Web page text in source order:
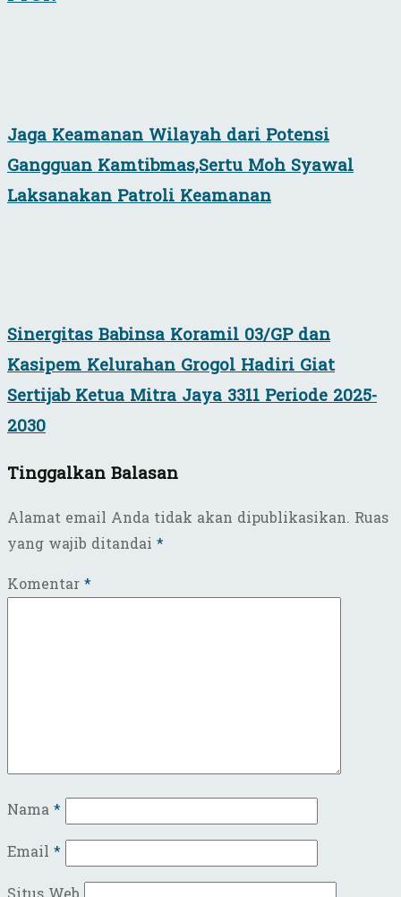
Jaga Keamanan Wilayah dari Potensi
Gangguan Kamtibmas,Sertu Moh Syawal
Laksanakan Patroli Keamanan
Sinergitas Babinsa Koramil 03/GP dan
Kasipem Kelurahan Grogol Hadiri Giat
Sertijab Ketua Mitra Jaya 3311 Periode 2025-
2030
Tinggalkan Balasan
Alamat email Anda tidak akan dipublikasikan. Ruas
yang wajib ditandai *
Komentar*
Nama*
Email *